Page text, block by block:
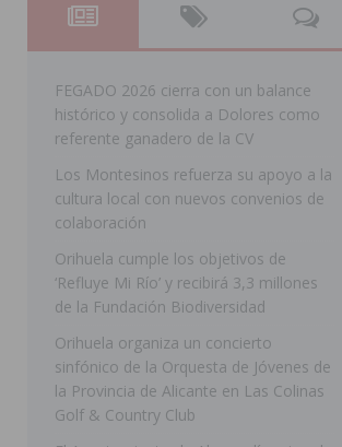
[ 07/08/2026 ]
Educación
[ 07/08/2026 ] La Policía
clonación de llaves electrónicas
[ 07/08/2026 ] Torrevieja
[ 07/08/2026 ] Raiguero de
[ 07/08/2026 ]
La
[ 07/08/2026 ] Benferri ya se
[ 07/08/2026 ] Bigastro se
[ 07/08/2026 ]
Rojales
[ 06/08/2026 ]
Redován
FEGADO 2026 cierra con un balance
histórico y consolida a Dolores como
referente ganadero de la CV
Los Montesinos refuerza su apoyo a la
cultura local con nuevos convenios de
colaboración
Orihuela cumple los objetivos de
‘Refluye Mi Río’ y recibirá 3,3 millones
de la Fundación Biodiversidad
Orihuela organiza un concierto
sinfónico de la Orquesta de Jóvenes de
la Provincia de Alicante en Las Colinas
Golf & Country Club